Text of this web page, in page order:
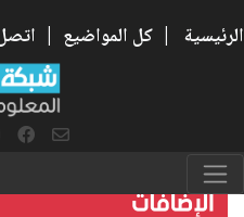
الرئيسية | كل المواضيع |